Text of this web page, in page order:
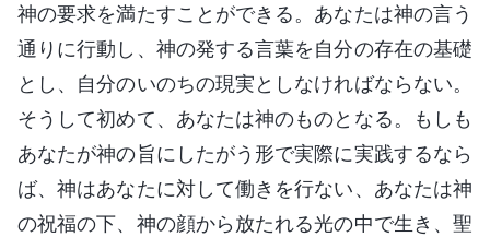
神の要求を満たすことができる。あなたは神の言う
通りに行動し、神の発する言葉を自分の存在の基礎
とし、自分のいのちの現実としなければならない。
そうして初めて、あなたは神のものとなる。もしも
あなたが神の旨にしたがう形で実際に実践するなら
ば、神はあなたに対して働きを行ない、あなたは神
の祝福の下、神の顔から放たれる光の中で生き、聖